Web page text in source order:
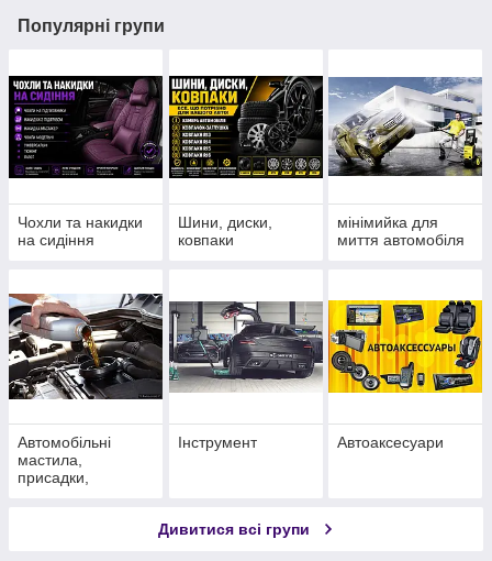
Популярні групи
Чохли та накидки
на сидіння
Шини, диски,
ковпаки
мінімийка для
миття автомобіля
Автомобільні
мастила,
присадки,
Інструмент Автоаксесуари
Дивитися всі групи